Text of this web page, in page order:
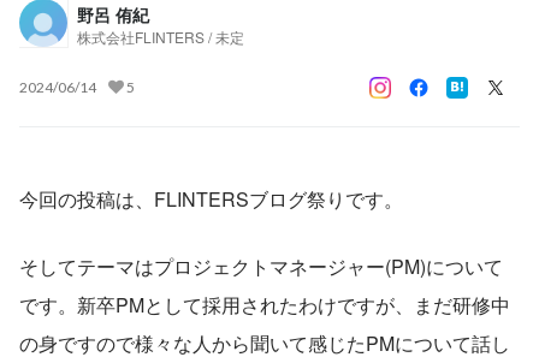
野呂 侑紀
株式会社FLINTERS / 未定
2024/06/14 5
今回の投稿は、FLINTERSブログ祭りです。
そしてテーマはプロジェクトマネージャー(PM)について
です。新卒PMとして採用されたわけですが、まだ研修中
の身ですので様々な人から聞いて感じたPMについて話し